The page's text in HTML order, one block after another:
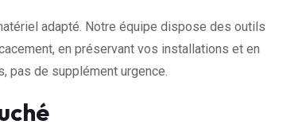
adapté. Notre équipe dispose des outils
en préservant vos installations et en
pas de supplément urgence.